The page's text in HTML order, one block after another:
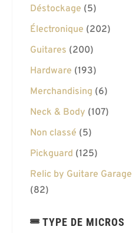
Déstockage (5)
Électronique (202)
Guitares (200)
Hardware (193)
Merchandising (6)
Neck & Body (107)
Non classé (5)
Pickguard (125)
Relic by Guitare Garage
(82)
TYPE DE MICROS